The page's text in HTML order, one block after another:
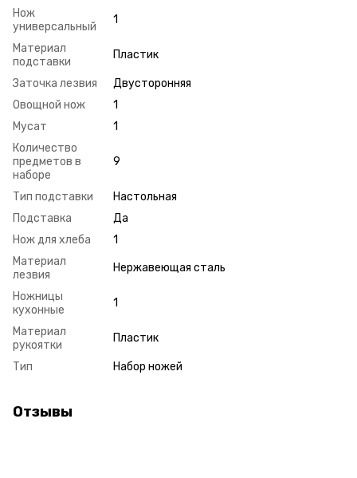
Нож
универсальный
1
Материал
подставки
Пластик
Заточка лезвия
Двусторонняя
Овощной нож
1
Мусат
1
Количество
предметов в
наборе
9
Тип подставки
Настольная
Подставка
Да
Нож для хлеба
1
Материал
лезвия
Нержавеющая сталь
Ножницы
кухонные
1
Материал
рукоятки
Пластик
Тип Набор ножей
Отзывы